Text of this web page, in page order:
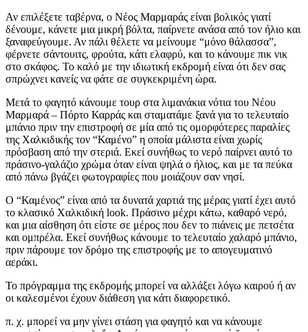
Αν επιλέξετε ταβέρνα, ο Νέος Μαρμαράς είναι βολικός γιατί
δένουμε, κάνετε μια μικρή βόλτα, παίρνετε ανάσα από τον ήλιο και
ξαναφεύγουμε. Αν πάλι θέλετε να μείνουμε “μόνο θάλασσα”,
φέρνετε σάντουιτς, φρούτα, κάτι ελαφρύ, και το κάνουμε πικ νικ
στο σκάφος. Το καλό με την ιδιωτική εκδρομή είναι ότι δεν σας
σπρώχνει κανείς να φάτε σε συγκεκριμένη ώρα.
Μετά το φαγητό κάνουμε τουρ στα λιμανάκια νότια του Νέου
Μαρμαρά – Πόρτο Καρράς και σταματάμε ξανά για το τελευταίο
μπάνιο πριν την επιστροφή σε μία από τις ομορφότερες παραλίες
της Χαλκιδικής τον “Καμένο” η οποία μάλιστα είναι χωρίς
πρόσβαση από την στεριά. Εκεί συνήθως το νερό παίρνει αυτό το
πράσινο-γαλάζιο χρώμα όταν είναι ψηλά ο ήλιος, και με τα πεύκα
από πάνω βγάζει φωτογραφίες που μοιάζουν σαν νησί.
Ο “Καμένος” είναι από τα δυνατά χαρτιά της μέρας γιατί έχει αυτό
το κλασικό Χαλκιδική look. Πράσινο μέχρι κάτω, καθαρό νερό,
και μια αίσθηση ότι είστε σε μέρος που δεν το πιάνεις με πετσέτα
και ομπρέλα. Εκεί συνήθως κάνουμε το τελευταίο χαλαρό μπάνιο,
πριν πάρουμε τον δρόμο της επιστροφής με το απογευματινό
αεράκι.
Το πρόγραμμα της εκδρομής μπορεί να αλλάξει λόγω καιρού ή αν
οι καλεσμένοι έχουν διάθεση για κάτι διαφορετικό.
π. χ. μπορεί να μην γίνει στάση για φαγητό και να κάνουμε